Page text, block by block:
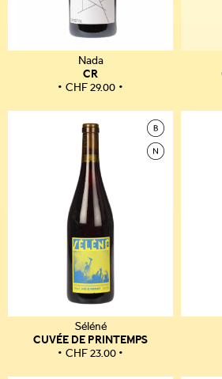
Nada
CR
CHF29.00
Séléné
CUVÉE DE PRINTEMPS
CHF23.00